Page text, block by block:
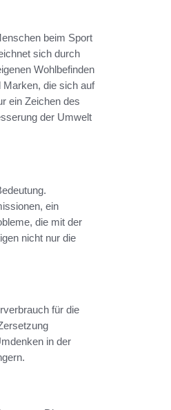
beim Sport
sich durch
Wohlbefinden
Marken, die sich auf
ein Zeichen des
der Umwelt
ein
die mit der
nicht nur die
für die
in der